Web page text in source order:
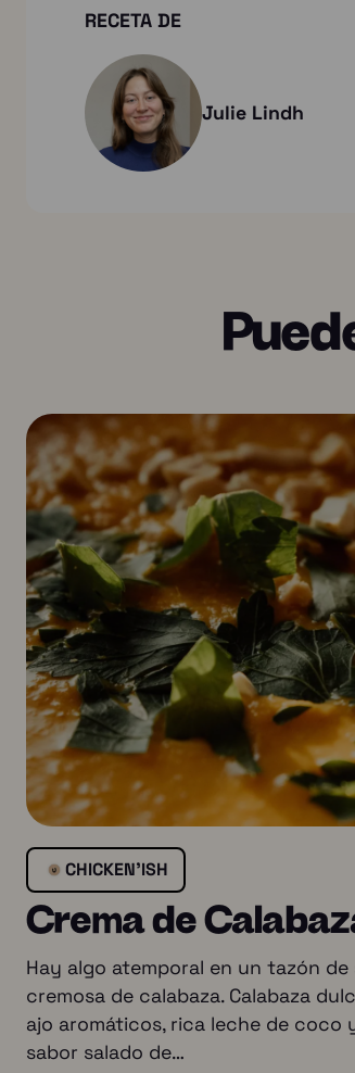
RECETA DE
Julie Lindh
CHICKEN’ISH
Crema de
Hay algo atemporal en un tazón de
cremosa de calabaza. Calabaza
ajo aromáticos, rica leche de coco
sabor salado de…